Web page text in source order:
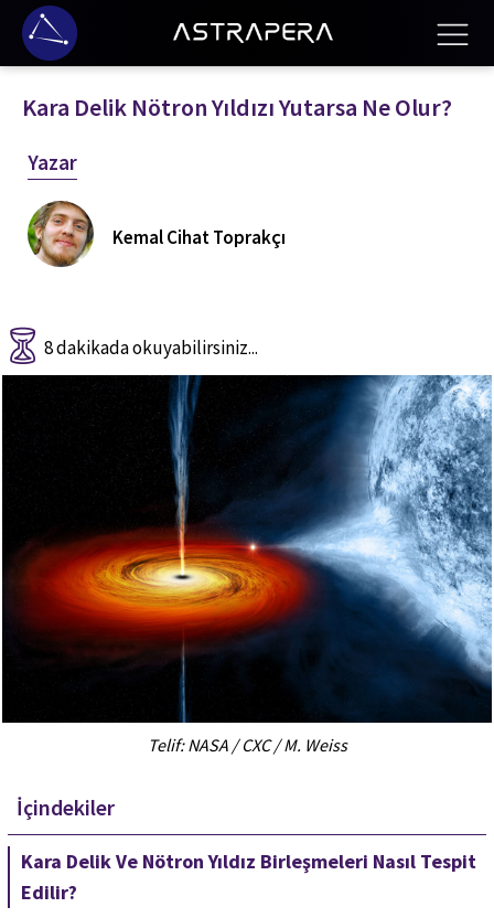
Kara Delik Nötron Yıldızı Yutarsa Ne Olur?
Yazar
Kemal Cihat Toprakçı
8 dakikada okuyabilirsiniz...
Telif: NASA / CXC / M. Weiss
İçindekiler
Kara Delik Ve Nötron Yıldız Birleşmeleri Nasıl Tespit
Edilir?